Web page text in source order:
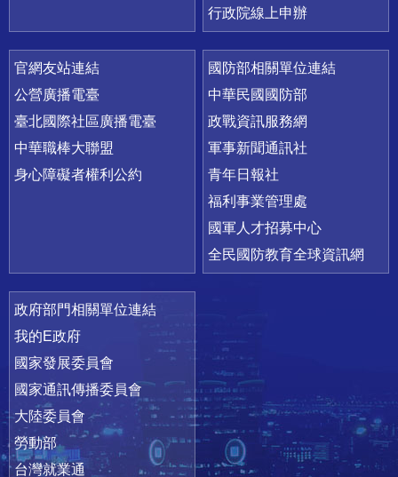
行政院線上申辦
官網友站連結
公營廣播電臺
臺北國際社區廣播電臺
中華職棒大聯盟
身心障礙者權利公約
國防部相關單位連結
中華民國國防部
政戰資訊服務網
軍事新聞通訊社
青年日報社
福利事業管理處
國軍人才招募中心
全民國防教育全球資訊網
政府部門相關單位連結
我的E政府
國家發展委員會
國家通訊傳播委員會
大陸委員會
勞動部
台灣就業通